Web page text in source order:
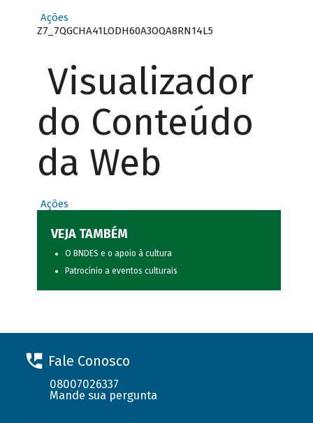
Ações
Z7_7QGCHA41LODH60A3OQA8RN14L5
Visualizador
do Conteúdo
da Web
Ações
VEJA TAMBÉM
O BNDES e o apoio à cultura
Patrocínio a eventos culturais
Fale Conosco
08007026337
Mande sua pergunta